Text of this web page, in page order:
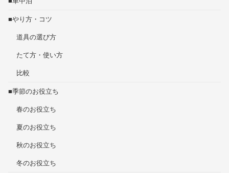
■やり方・コツ
道具の選び方
たて方・使い方
比較
■季節のお役立ち
春のお役立ち
夏のお役立ち
秋のお役立ち
冬のお役立ち